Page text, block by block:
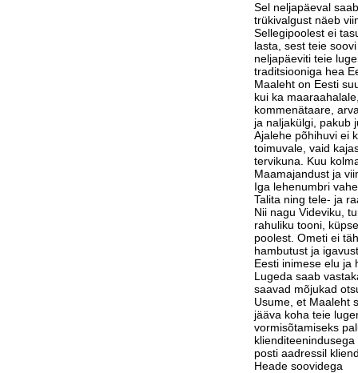
Sel neljapäeval
trükivalgust näeb
Sellegipoolest ei
lasta, sest teie
neljapäeviti teie
traditsiooniga hea
Maaleht on Eesti
kui ka
kommenätaare,
ja naljakülgi, pakub
Ajalehe põhihuvi ei
toimuvale, vaid
tervikuna. Kuu
Maamajandust ja
Iga lehenumbri
Talita ning tele- ja
Nii nagu Videviku,
rahuliku tooni,
poolest. Ometi ei
hambutust ja
Eesti inimese elu ja
Lugeda saab
saavad mõjukad
Usume, et Maaleht
jääva koha teie
vormisõtamiseks
posti aadressil
Heade soovidega